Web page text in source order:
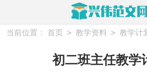
当前位置： 首页 > 教学资料 > 教学计
初二班主任教学